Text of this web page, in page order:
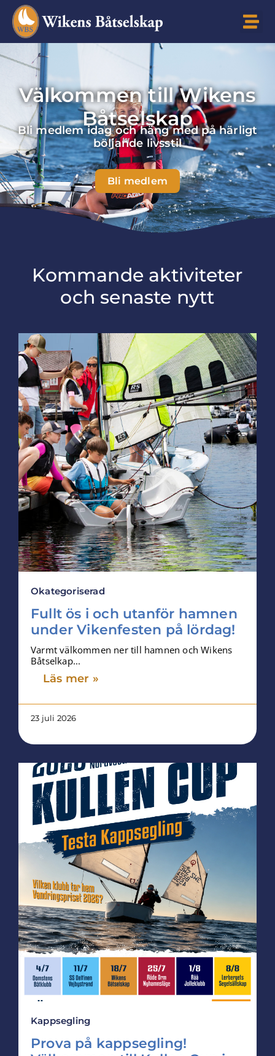
Välkommen till Wikens
Båtselskap
Bli medlem idag och häng med på härligt
böljande livsstil
Bli medlem
Kommande aktiviteter
och senaste nytt
Okategoriserad
Fullt ös i och utanför hamnen
under Vikenfesten på lördag!
Varmt välkommen ner till hamnen och Wikens
Båtselkap...
Läs mer »
23 juli 2026
Kappsegling
Prova på kappsegling!